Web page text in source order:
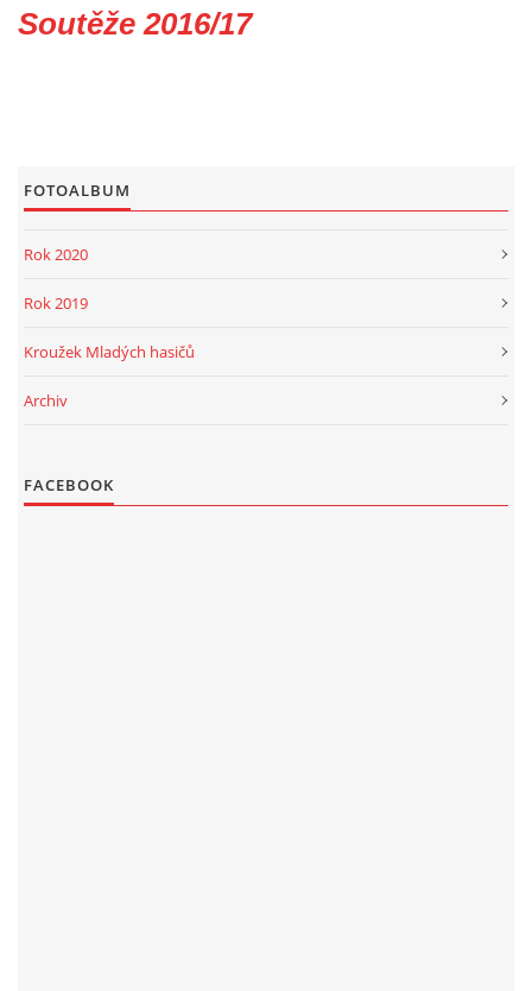
Havlovice 377
© 2026 eStránky.cz
|
Soutěže 2016/17
FOTOALBUM
Rok 2020
Rok 2019
Kroužek Mladých hasičů
Archiv
FACEBOOK